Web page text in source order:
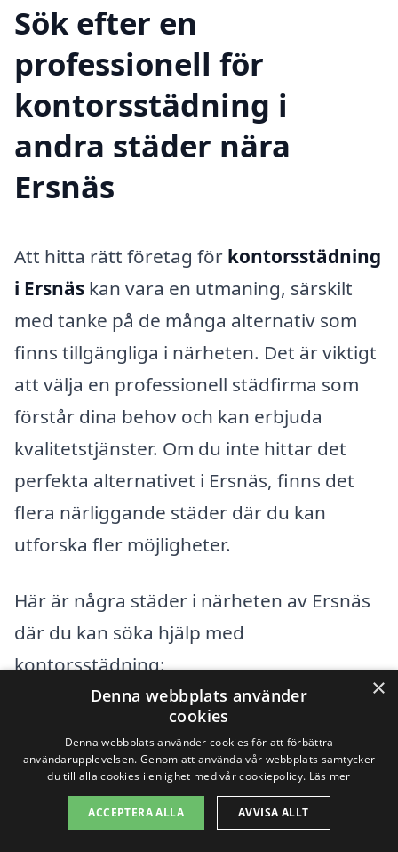
Sök efter en
professionell för
kontorsstädning i
andra städer nära
Ersnäs
Att hitta rätt företag för kontorsstädning
i Ersnäs kan vara en utmaning, särskilt
med tanke på de många alternativ som
finns tillgängliga i närheten. Det är viktigt
att välja en professionell städfirma som
förstår dina behov och kan erbjuda
kvalitetstjänster. Om du inte hittar det
perfekta alternativet i Ersnäs, finns det
flera närliggande städer där du kan
utforska fler möjligheter.
Här är några städer i närheten av Ersnäs
där du kan söka hjälp med
kontorsstädning:
Piteå
Boden
×
Denna webbplats använder
cookies
Denna webbplats använder cookies för att förbättra
användarupplevelsen. Genom att använda vår webbplats samtycker
du till alla cookies i enlighet med vår cookiepolicy. Läs mer
ACCEPTERA ALLA AVVISA ALLT